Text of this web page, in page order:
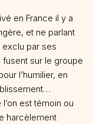
en France il y a
et ne parlant
par ses
sur le groupe
l’humilier, en
est témoin ou
harcèlement